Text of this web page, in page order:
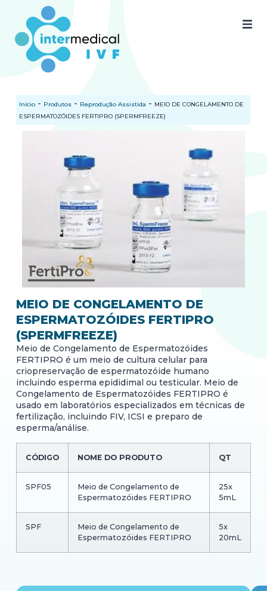
Home
Nossos produtos
Certificados
Documentos
Início - Produtos - Reprodução Assistida - MEIO DE CONGELAMENTO DE
ESPERMATOZÓIDES FERTIPRO (SPERMFREEZE)
MEIO DE CONGELAMENTO DE
ESPERMATOZÓIDES FERTIPRO
(SPERMFREEZE)
Meio de Congelamento de Espermatozóides
FERTIPRO é um meio de cultura celular para
criopreservação de espermatozóide humano
incluindo esperma epididimal ou testicular. Meio de
Congelamento de Espermatozóides FERTIPRO é
usado em laboratórios especializados em técnicas de
fertilização, incluindo FIV, ICSI e preparo de
esperma/análise.
CÓDIGO NOME DO PRODUTO QT
SPF05
Meio de Congelamento de
Espermatozóides FERTIPRO
25x
5mL
SPF
Meio de Congelamento de
Espermatozóides FERTIPRO
5x
20mL